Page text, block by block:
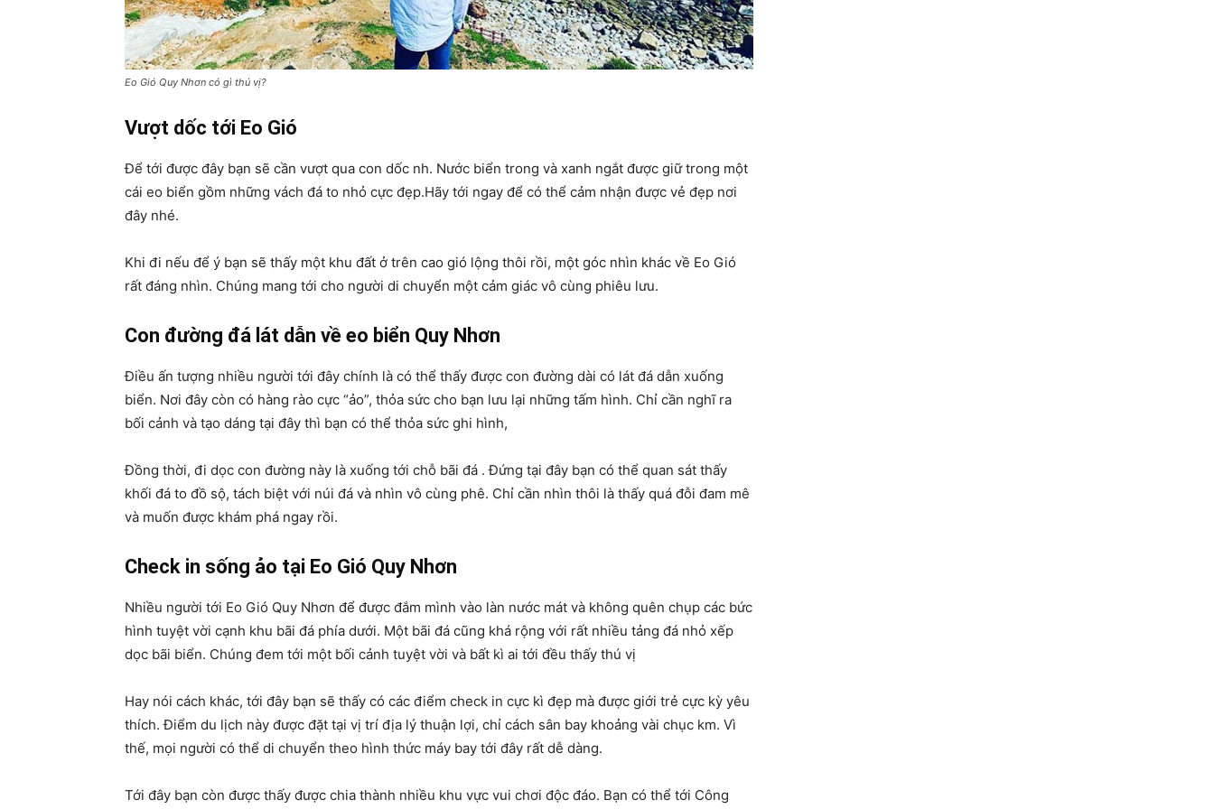
Eo Gió Quy Nhơn có gì thú vị?
Vượt dốc tới Eo Gió
Để tới được đây bạn sẽ cần vượt qua con dốc nh. Nước biển trong và xanh ngắt được giữ trong một
cái eo biển gồm những vách đá to nhỏ cực đẹp.Hãy tới ngay để có thể cảm nhận được vẻ đẹp nơi
đây nhé.
Khi đi nếu để ý bạn sẽ thấy một khu đất ở trên cao gió lộng thôi rồi, một góc nhìn khác về Eo Gió
rất đáng nhìn. Chúng mang tới cho người di chuyển một cảm giác vô cùng phiêu lưu.
Con đường đá lát dẫn về eo biển Quy Nhơn
Điều ấn tượng nhiều người tới đây chính là có thể thấy được con đường dài có lát đá dẫn xuống
biển. Nơi đây còn có hàng rào cực “ảo”, thỏa sức cho bạn lưu lại những tấm hình. Chỉ cần nghĩ ra
bối cảnh và tạo dáng tại đây thì bạn có thể thỏa sức ghi hình,
Đồng thời, đi dọc con đường này là xuống tới chỗ bãi đá . Đứng tại đây bạn có thể quan sát thấy
khối đá to đồ sộ, tách biệt với núi đá và nhìn vô cùng phê. Chỉ cần nhìn thôi là thấy quá đỗi đam mê
và muốn được khám phá ngay rồi.
Check in sống ảo tại Eo Gió Quy Nhơn
Nhiều người tới Eo Gió Quy Nhơn để được đắm mình vào làn nước mát và không quên chụp các bức
hình tuyệt vời cạnh khu bãi đá phía dưới. Một bãi đá cũng khá rộng với rất nhiều tảng đá nhỏ xếp
dọc bãi biển. Chúng đem tới một bối cảnh tuyệt vời và bất kì ai tới đều thấy thú vị
Hay nói cách khác, tới đây bạn sẽ thấy có các điểm check in cực kì đẹp mà được giới trẻ cực kỳ yêu
thích. Điểm du lịch này được đặt tại vị trí địa lý thuận lợi, chỉ cách sân bay khoảng vài chục km. Vì
thế, mọi người có thể di chuyển theo hình thức máy bay tới đây rất dễ dàng.
Tới đây bạn còn được thấy được chia thành nhiều khu vực vui chơi độc đáo. Bạn có thể tới Công